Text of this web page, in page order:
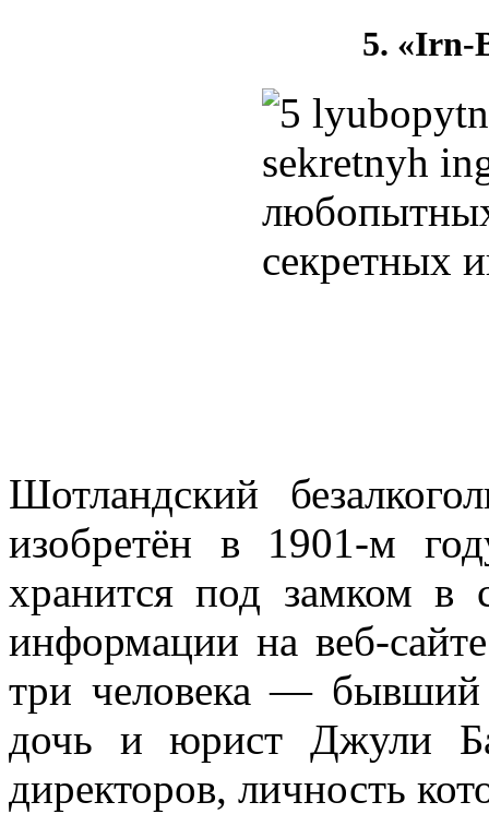
5. «Irn-
Шотландский
изобретён в 1901-м
хранится под замком в
информации на веб-
три человека — бывший
дочь и юрист Джули
директоров, личность